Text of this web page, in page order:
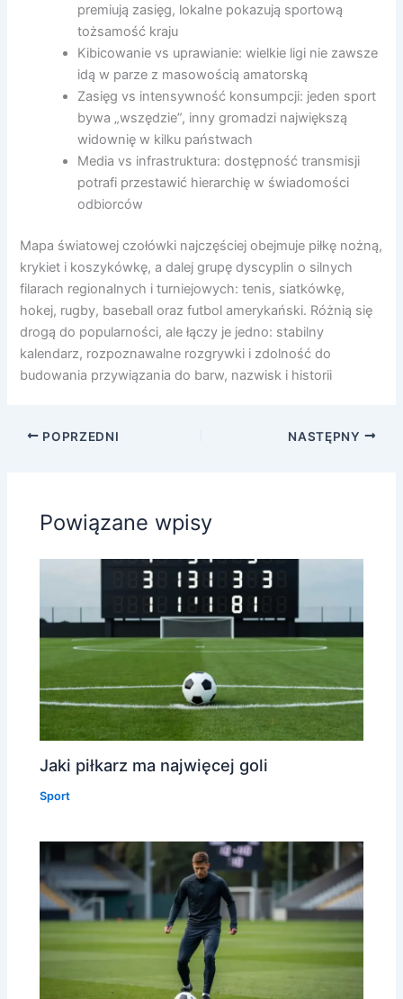
premiują zasięg, lokalne pokazują sportową
tożsamość kraju
Kibicowanie vs uprawianie: wielkie ligi nie zawsze
idą w parze z masowością amatorską
Zasięg vs intensywność konsumpcji: jeden sport
bywa „wszędzie”, inny gromadzi największą
widownię w kilku państwach
Media vs infrastruktura: dostępność transmisji
potrafi przestawić hierarchię w świadomości
odbiorców
Mapa światowej czołówki najczęściej obejmuje piłkę nożną,
krykiet i koszykówkę, a dalej grupę dyscyplin o silnych
filarach regionalnych i turniejowych: tenis, siatkówkę,
hokej, rugby, baseball oraz futbol amerykański. Różnią się
drogą do popularności, ale łączy je jedno: stabilny
kalendarz, rozpoznawalne rozgrywki i zdolność do
budowania przywiązania do barw, nazwisk i historii
POPRZEDNI NASTĘPNY
Powiązane wpisy
Jaki piłkarz ma najwięcej goli
Sport